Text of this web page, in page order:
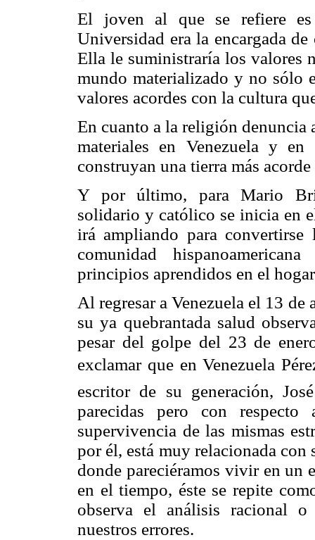
El joven al que se refiere es
Universidad era la encargada
Ella le suministraría los valores
mundo materializado y no sólo
valores acordes con la cultura
En cuanto a la religión denuncia
materiales en Venezuela y
construyan una tierra más
Y por último, para Mario
solidario y católico se inicia en
irá ampliando para
comunidad
principios aprendidos en el
Al regresar a Venezuela el 13
su ya quebrantada salud
pesar del golpe del 23 de
exclamar que en Venezuela
escritor de su generación,
parecidas pero con
supervivencia de las mismas
por él, está muy relacionada
donde pareciéramos vivir en un
en el tiempo, éste se repite
observa el análisis racional
nuestros errores.